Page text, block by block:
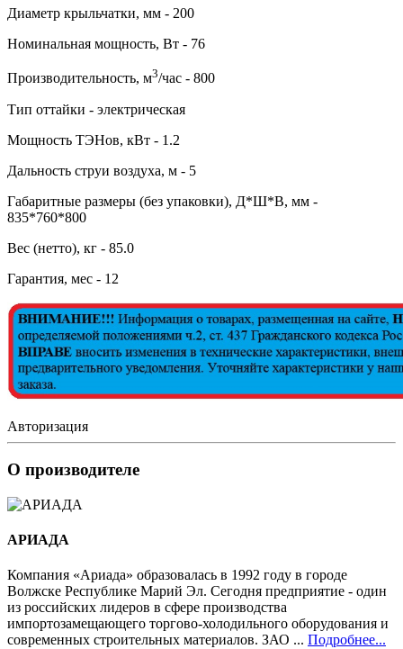
Диаметр крыльчатки, мм - 200
Номинальная мощность, Вт - 76
Производительность, м3/час - 800
Тип оттайки - электрическая
Мощность ТЭНов, кВт - 1.2
Дальность струи воздуха, м - 5
Габаритные размеры (без упаковки), Д*Ш*В, мм -
835*760*800
Вес (нетто), кг - 85.0
Гарантия, мес - 12
Авторизация
О производителе
АРИАДА
Компания «Ариада» образовалась в 1992 году в городе
Волжске Республике Марий Эл. Сегодня предприятие - один
из российских лидеров в сфере производства
импортозамещающего торгово-холодильного оборудования и
современных строительных материалов. ЗАО ... Подробнее...